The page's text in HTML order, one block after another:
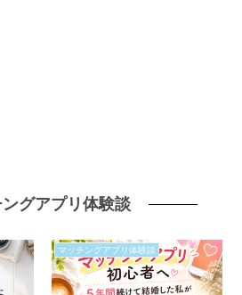
グアプリ体験談
マッチングアプリ体験談